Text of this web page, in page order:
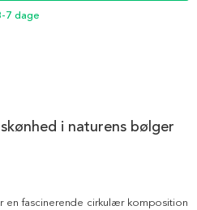
7 dage
i naturens bølger
en fascinerende cirkulær komposition